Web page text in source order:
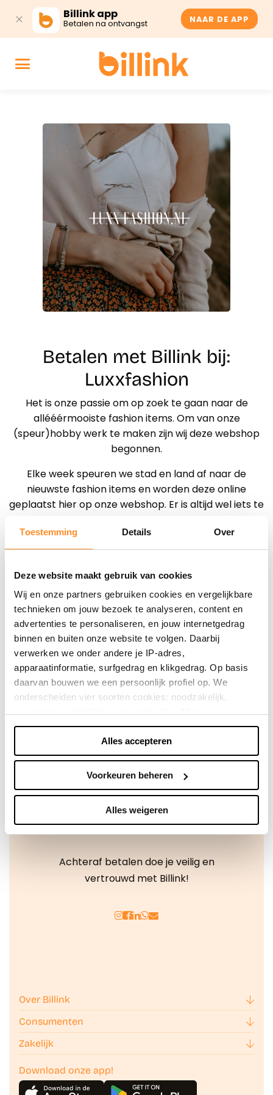
Toestemming Details Over
Deze website maakt gebruik van cookies
Wij en onze partners gebruiken cookies en vergelijkbare
technieken om jouw bezoek te analyseren, content en
advertenties te personaliseren, en jouw internetgedrag
binnen en buiten onze website te volgen. Daarbij
verwerken we onder andere je IP-adres,
apparaatinformatie, surfgedrag en klikgedrag. Op basis
daarvan bouwen we een persoonlijk profiel op. We
onderscheiden vier soorten cookies: noodzakelijk,
noodzakelijke cookies plaatsen we zonder toestemming.
Je kunt alle cookies accepteren, weigeren, of zelf kiezen
via "Voorkeuren beheren". Je keuze kun je op elk
moment wijzigen of intrekken via de zwevende knop
encookiebeleid.
kunnen ontvangen en verwerken.
Alles accepteren
Voorkeuren beheren
Alles weigeren
Billink app
Betalen na ontvangst NAAR DE APP
Betalen met Billink bij:
Luxxfashion
Het is onze passie om op zoek te gaan naar de
allééérmooiste fashion items. Om van onze
(speur)hobby werk te maken zijn wij deze webshop
begonnen.
Elke week speuren we stad en land af naar de
nieuwste fashion items en worden deze online
geplaatst hier op onze webshop. Er is altijd wel iets te
maakt.
Wil jij niks missen en op de hoogte gehouden worden
van de laatste trends, nieuwste items en kortingen?
Volg ons dan op Facebook & Instagram!
Direct shoppen
Achteraf betalen doe je veilig en
vertrouwd met Billink!
Over Billink
Consumenten
Zakelijk
Download onze app!